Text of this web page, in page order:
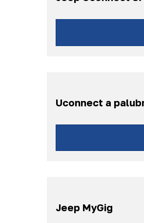
Uconnect a
Jeep MyGig